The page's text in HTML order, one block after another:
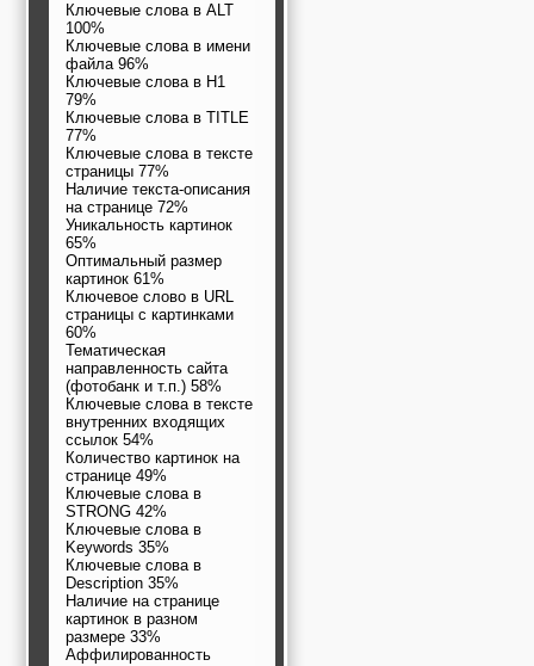
Ключевые слова в ALT
100%
Ключевые слова в имени
файла 96%
Ключевые слова в H1
79%
Ключевые слова в TITLE
77%
Ключевые слова в тексте
страницы 77%
Наличие текста-описания
на странице 72%
Уникальность картинок
65%
Оптимальный размер
картинок 61%
Ключевое слово в URL
страницы с картинками
60%
Тематическая
направленность сайта
(фотобанк и т.п.) 58%
Ключевые слова в тексте
внутренних входящих
ссылок 54%
Количество картинок на
странице 49%
Ключевые слова в
STRONG 42%
Ключевые слова в
Keywords 35%
Ключевые слова в
Description 35%
Наличие на странице
картинок в разном
размере 33%
Аффилированность